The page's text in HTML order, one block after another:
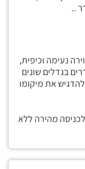
..
נעימה וכיפית,
בגדלים שונים
את מיקומו
מהירה ללא